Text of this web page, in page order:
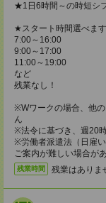
★1日6時間～の時短シ
★スタート時間選べます
7:00～16:00
9:00～17:00
11:00～19:00
など
残業なし！
※Wワークの場合、他
ん
※法令に基づき、週20
※労働者派遣法（日雇
ご案内が難しい場合が
残業時間 残業はありま